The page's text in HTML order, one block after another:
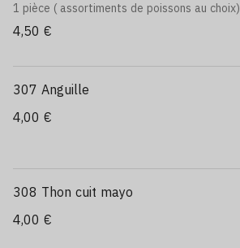
1 pièce ( assortiments de poissons au choix)
4,50 €
307 Anguille
4,00 €
308 Thon cuit mayo
4,00 €